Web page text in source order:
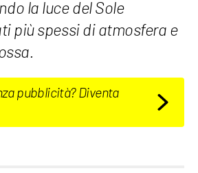
la luce del Sole
più spessi di atmosfera e
pubblicità? Diventa